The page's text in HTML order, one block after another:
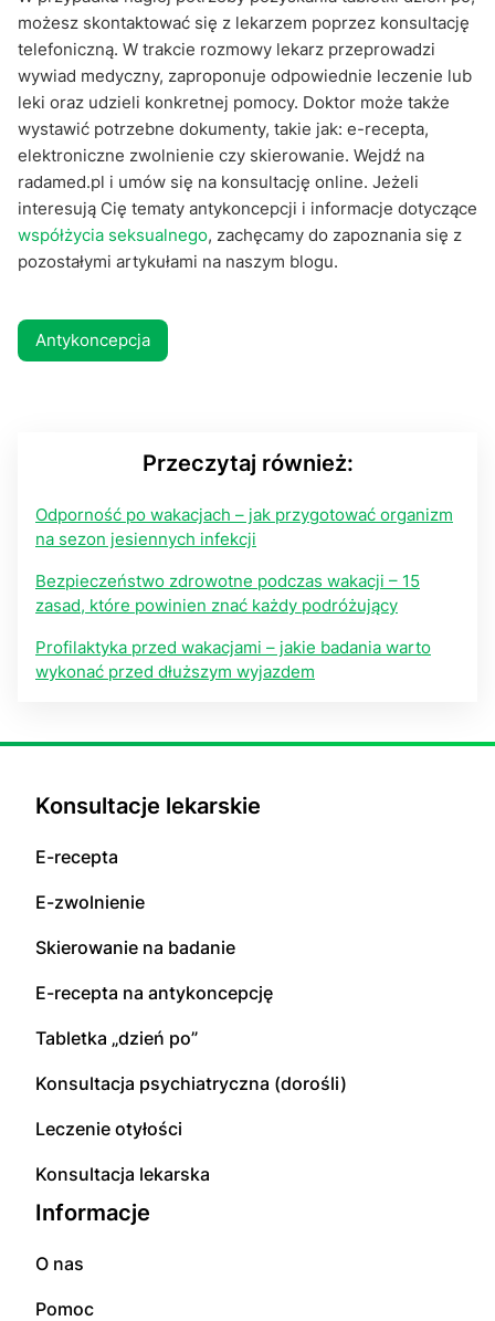
możesz skontaktować się z lekarzem poprzez konsultację
telefoniczną. W trakcie rozmowy lekarz przeprowadzi
wywiad medyczny, zaproponuje odpowiednie leczenie lub
leki oraz udzieli konkretnej pomocy. Doktor może także
wystawić potrzebne dokumenty, takie jak: e-recepta,
elektroniczne zwolnienie czy skierowanie. Wejdź na
radamed.pl i umów się na konsultację online. Jeżeli
interesują Cię tematy antykoncepcji i informacje dotyczące
współżycia seksualnego, zachęcamy do zapoznania się z
pozostałymi artykułami na naszym blogu.
Antykoncepcja
Przeczytaj również:
Odporność po wakacjach – jak przygotować organizm
na sezon jesiennych infekcji
Bezpieczeństwo zdrowotne podczas wakacji – 15
zasad, które powinien znać każdy podróżujący
Profilaktyka przed wakacjami – jakie badania warto
wykonać przed dłuższym wyjazdem
Konsultacje lekarskie
E-recepta
E-zwolnienie
Skierowanie na badanie
E-recepta na antykoncepcję
Tabletka „dzień po”
Konsultacja psychiatryczna (dorośli)
Leczenie otyłości
Konsultacja lekarska
Informacje
O nas
Pomoc